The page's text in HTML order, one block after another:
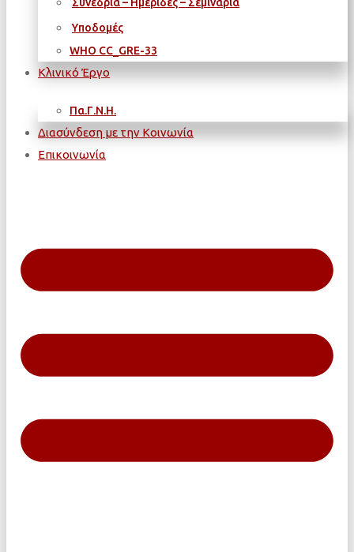
Υποδομές
WΗΟ CC_GRE-33
Κλινικό Έργο
Πα.Γ.Ν.Η.
Διασύνδεση με την Κοινωνία
Επικοινωνία